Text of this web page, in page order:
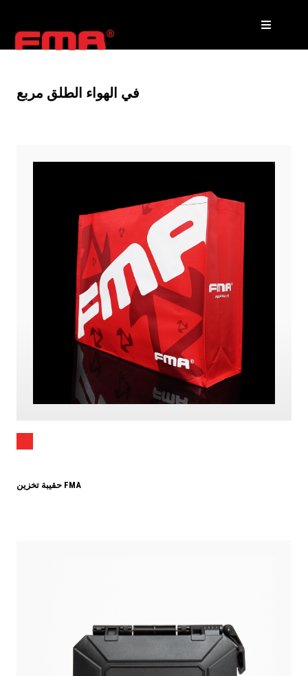
في الهواء الطلق مربع
حقيبة تخزين FMA